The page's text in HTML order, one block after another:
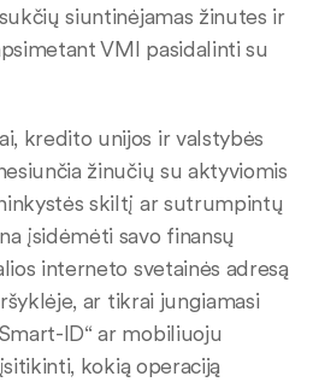
siuntinėjamas žinutes ir
VMI pasidalinti su
kredito unijos ir valstybės
žinučių su aktyviomis
skiltį ar sutrumpintų
įsidėmėti savo finansų
interneto svetainės adresą
ar tikrai jungiamasi
ID“ ar mobiliuoju
kokią operaciją